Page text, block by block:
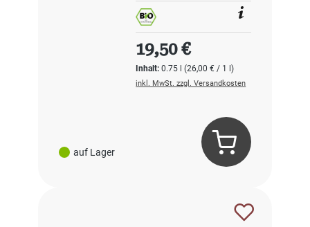
auf Lager
Inhalt:0.75 l(26,00 € / 1 l)
Regulärer Preis:
19,50 €
inkl. MwSt. zzgl. Versandkosten